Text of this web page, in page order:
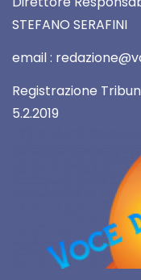
STEFANO SERAFINI
email :
Registrazione
5.2.2019